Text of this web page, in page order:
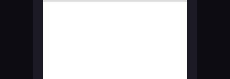
Вставка спойлера